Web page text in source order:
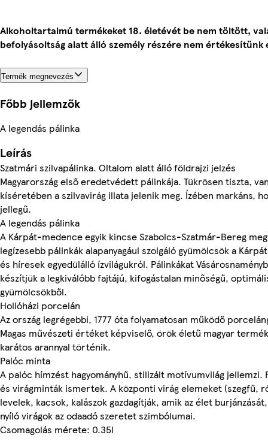
Alkoholtartalmú termékeket 18. életévét be nem töltött,
befolyásoltság alatt álló személy részére nem értékesítünk
Termék megnevezés
Főbb jellemzők
A legendás pálinka
Leírás
Szatmári szilvapálinka. Oltalom alatt álló földrajzi jelzés
Magyarország első eredetvédett pálinkája. Tükrösen tiszta,
kíséretében a szilvavirág illata jelenik meg. Ízében markáns,
jellegű.
A legendás pálinka
A Kárpát-medence egyik kincse Szabolcs-Szatmár-Bereg
legízesebb pálinkák alapanyagául szolgáló gyümölcsök a
és híresek egyedülálló ízvilágukról. Pálinkákat
készítjük a legkiválóbb fajtájú, kifogástalan minőségű,
gyümölcsökből.
Hollóházi porcelán
Az ország legrégebbi, 1777 óta folyamatosan működő
Magas művészeti értéket képviselő, örök életű magyar
karátos arannyal történik.
Palóc minta
A palóc hímzést hagyományhű, stilizált motívumvilág
és virágminták ismertek. A központi virág elemeket (szegfű,
levelek, kacsok, kalászok gazdagítják, amik az élet
nyíló virágok az odaadó szeretet szimbólumai.
Csomagolás mérete: 0.35l